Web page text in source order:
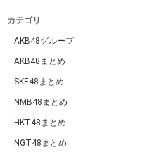
カテゴリ
AKB48グループ
AKB48まとめ
SKE48まとめ
NMB48まとめ
HKT48まとめ
NGT48まとめ